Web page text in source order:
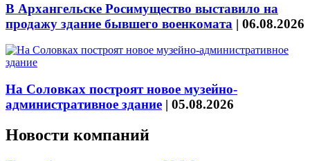
В Архангельске Росимущество выставило на
продажу здание бывшего военкомата | 06.08.2026
На Соловках построят новое музейно-
административное здание | 05.08.2026
Новости компаний